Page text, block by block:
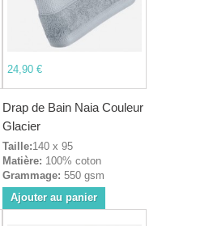
24,90 €
Drap de Bain Naia Couleur
Glacier
Taille:140 x 95
Matière: 100% coton
Grammage: 550 gsm
Ajouter au panier